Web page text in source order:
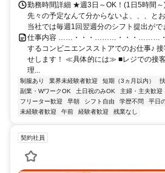
勤務時間詳細 ★週3日～OK！(1日5時間～
先々の予定なんて分からないよ、、、と
当社では毎週1回翌週分のシフト提出が
仕事内容 ……・・・………・・・………
するコンビニエンスストアでのお仕事♪
せします！ ≪具体的には≫ ■レジでの接
理...
制服あり 業界未経験者歓迎 短期（3ヵ月以内）
副業・WワークOK
土日祝のみOK 主婦・主夫歓迎
フリーター歓迎
早朝 シフト自由 学歴不問 平日
未経験者歓迎
午前 経験者歓迎 残業なし
契約社員